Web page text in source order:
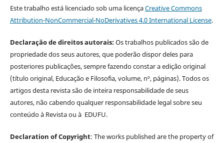
Este trabalho está licenciado sob uma licençaCreative Commons
Attribution-NonCommercial-NoDerivatives 4.0 International License.
Declaração de direitos autorais:Os trabalhos publicados são de
propriedade dos seus autores, que poderão dispor deles para
posteriores publicações, sempre fazendo constar a edição original
(título original, Educação e Filosofia, volume, nº, páginas). Todos os
artigos desta revista são de inteira responsabilidade de seus
autores, não cabendo qualquer responsabilidade legal sobre seu
conteúdo à Revista ou à EDUFU.
Declaration of Copyright: The works published are the property of